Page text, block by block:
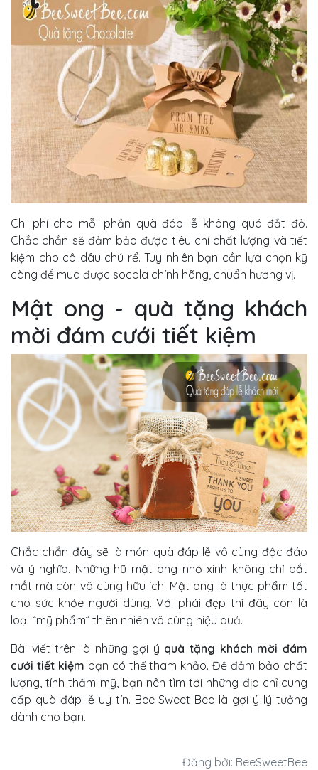
Chi phí cho mỗi phần quà đáp lễ không quá đắt đỏ.
Chắc chắn sẽ đảm bảo được tiêu chí chất lượng và tiết
kiệm cho cô dâu chú rể. Tuy nhiên bạn cần lựa chọn kỹ
càng để mua được socola chính hãng, chuẩn hương vị.
Mật ong - quà tặng khách
mời đám cưới tiết kiệm
Chắc chắn đây sẽ là món quà đáp lễ vô cùng độc đáo
và ý nghĩa. Những hũ mật ong nhỏ xinh không chỉ bắt
mắt mà còn vô cùng hữu ích. Mật ong là thực phẩm tốt
cho sức khỏe người dùng. Với phái đẹp thì đây còn là
loại “mỹ phẩm” thiên nhiên vô cùng hiệu quả.
Bài viết trên là những gợi ý quà tặng khách mời đám
cưới tiết kiệm bạn có thể tham khảo. Để đảm bảo chất
lượng, tính thẩm mỹ, bạn nên tìm tới những địa chỉ cung
cấp quà đáp lễ uy tín. Bee Sweet Bee là gợi ý lý tưởng
dành cho bạn.
Đăng bởi: BeeSweetBee